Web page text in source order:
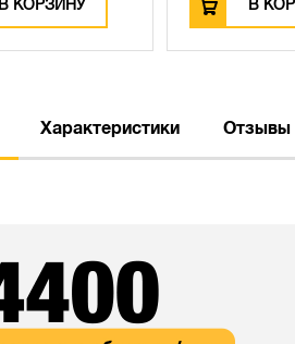
В КОРЗИНУ В
Характеристики Отзывы